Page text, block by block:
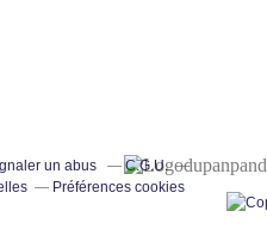
un abus
C.G.U.
Préférences cookies